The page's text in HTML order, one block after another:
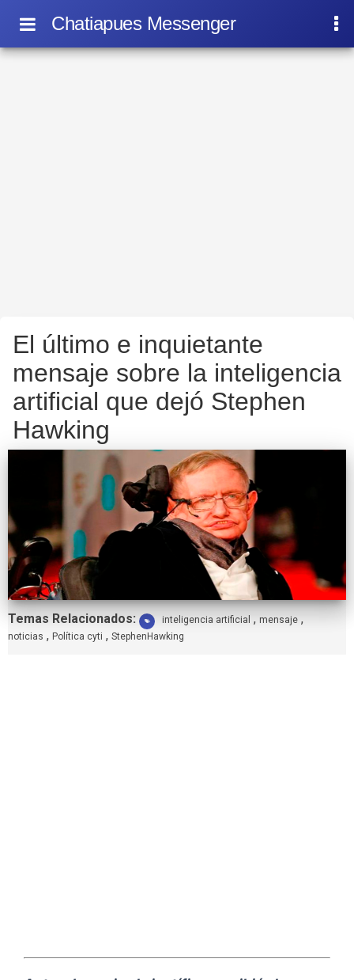
Chatiapues Messenger
El último e inquietante
mensaje sobre la inteligencia
artificial que dejó Stephen
Hawking
Temas Relacionados: Etiquetas:
inteligencia artificial , mensaje ,
noticias , Política cyti , StephenHawking